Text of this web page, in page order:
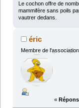
Le cochon offre de
mammifère sans poils
vautrer dedans.
éric
Membre de l'association
«